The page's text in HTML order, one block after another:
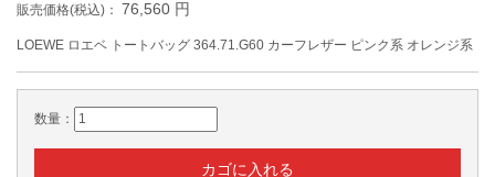
販売価格(税込)： 76,560 円
LOEWE ロエベ トートバッグ 364.71.G60 カーフレザー ピンク系 オレンジ系
数量：